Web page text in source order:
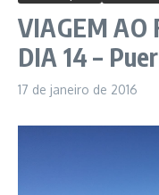
VIAGEM AO
DIA 14 –
17 de janeiro de 2016